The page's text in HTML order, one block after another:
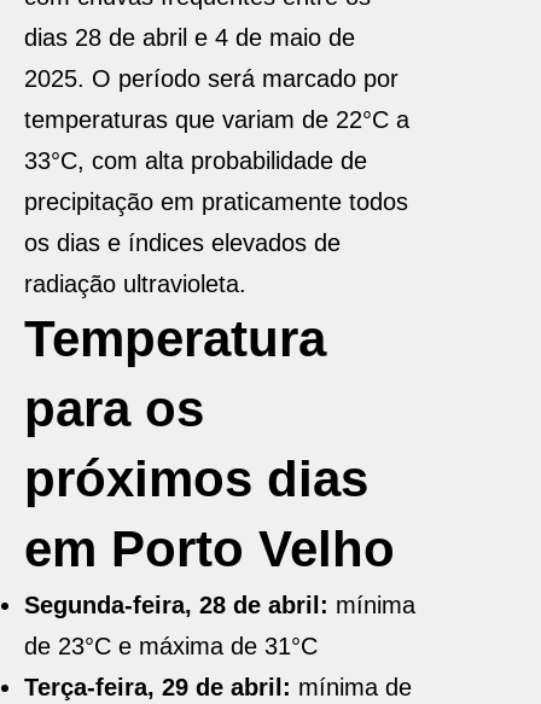
dias 28 de abril e 4 de maio de
2025. O período será marcado por
temperaturas que variam de 22°C a
33°C, com alta probabilidade de
precipitação em praticamente todos
os dias e índices elevados de
radiação ultravioleta.
Temperatura
para os
próximos dias
em Porto Velho
Segunda-feira, 28 de abril: mínima
de 23°C e máxima de 31°C
Terça-feira, 29 de abril: mínima de